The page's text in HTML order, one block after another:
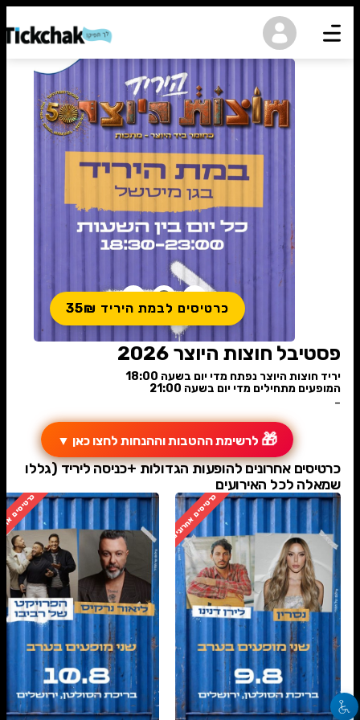
נגישות
כרטיסים לבמת היריד 35₪
פסטיבל חוצות היוצר 2026
יריד חוצות היוצר נפתח מדי יום בשעה 18:00
המופעים מתחילים מדי יום בשעה 21:00
-
🎁 לרשימת ההטבות וההנחות לחצו כאן ▼
כרטיסים אחרונים להופעות הגדולות +כניסה ליריד (גללו
שמאלה לכל האירועים
כרטיסים אחרונים כרטיסים